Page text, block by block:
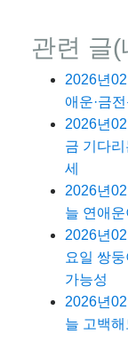
관련 글
2026년
애운·금
2026년
금 기다
세
2026년
늘 연애
2026년
요일 쌍
가능성
2026년
늘 고백